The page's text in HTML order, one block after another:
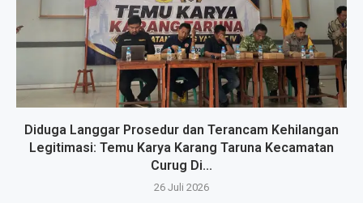
Diduga Langgar Prosedur dan Terancam Kehilangan
Legitimasi: Temu Karya Karang Taruna Kecamatan
Curug Di...
26 Juli 2026